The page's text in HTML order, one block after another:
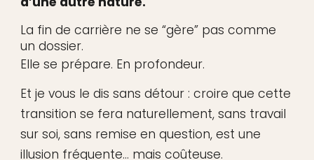
La fin de carrière ne se “gère” pas comme
un dossier.
Elle se prépare. En profondeur.
Et je vous le dis sans détour : croire que cette
transition se fera naturellement, sans travail
sur soi, sans remise en question, est une
illusion fréquente… mais coûteuse.